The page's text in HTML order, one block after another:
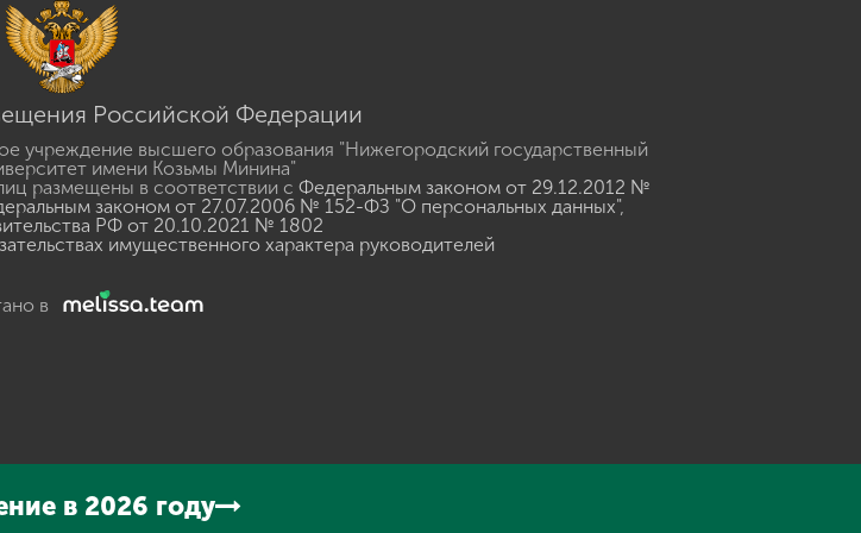
Российской Федерации
учреждение высшего образования "Нижегородский государственный
имени Козьмы Минина"
размещены в соответствии с Федеральным законом от 29.12.2012 №
законом от 27.07.2006 № 152-ФЗ "О персональных данных",
РФ от 20.10.2021 № 1802
имущественного характера руководителей
в
в 2026 году